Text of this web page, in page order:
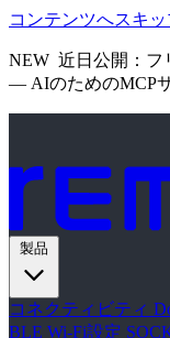
コンテンツへスキッ
NEW 近日公開：フ
— AIのためのMCP
コネクティビティ
BLE Wi-Fi設定